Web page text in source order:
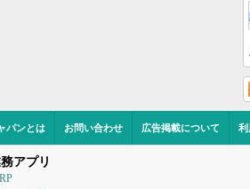
パンとは お問い合わせ 広告掲載について 利
アプリ